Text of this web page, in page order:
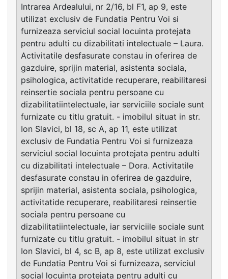
Intrarea Ardealului, nr 2/16, bl F1, ap 9, este
utilizat exclusiv de Fundatia Pentru Voi si
furnizeaza serviciul social locuinta protejata
pentru adulti cu dizabilitati intelectuale – Laura.
Activitatile desfasurate constau in oferirea de
gazduire, sprijin material, asistenta sociala,
psihologica, activitatide recuperare, reabilitaresi
reinsertie sociala pentru persoane cu
dizabilitatiintelectuale, iar serviciile sociale sunt
furnizate cu titlu gratuit. - imobilul situat in str.
Ion Slavici, bl 18, sc A, ap 11, este utilizat
exclusiv de Fundatia Pentru Voi si furnizeaza
serviciul social locuinta protejata pentru adulti
cu dizabilitati intelectuale – Dora. Activitatile
desfasurate constau in oferirea de gazduire,
sprijin material, asistenta sociala, psihologica,
activitatide recuperare, reabilitaresi reinsertie
sociala pentru persoane cu
dizabilitatiintelectuale, iar serviciile sociale sunt
furnizate cu titlu gratuit. - imobilul situat in str
Ion Slavici, bl 4, sc B, ap 8, este utilizat exclusiv
de Fundatia Pentru Voi si furnizeaza, serviciul
social locuinta protejata pentru adulti cu